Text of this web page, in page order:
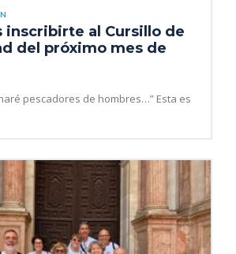
inscribirte al Cursillo de
del próximo mes de
pescadores de hombres…” Esta es